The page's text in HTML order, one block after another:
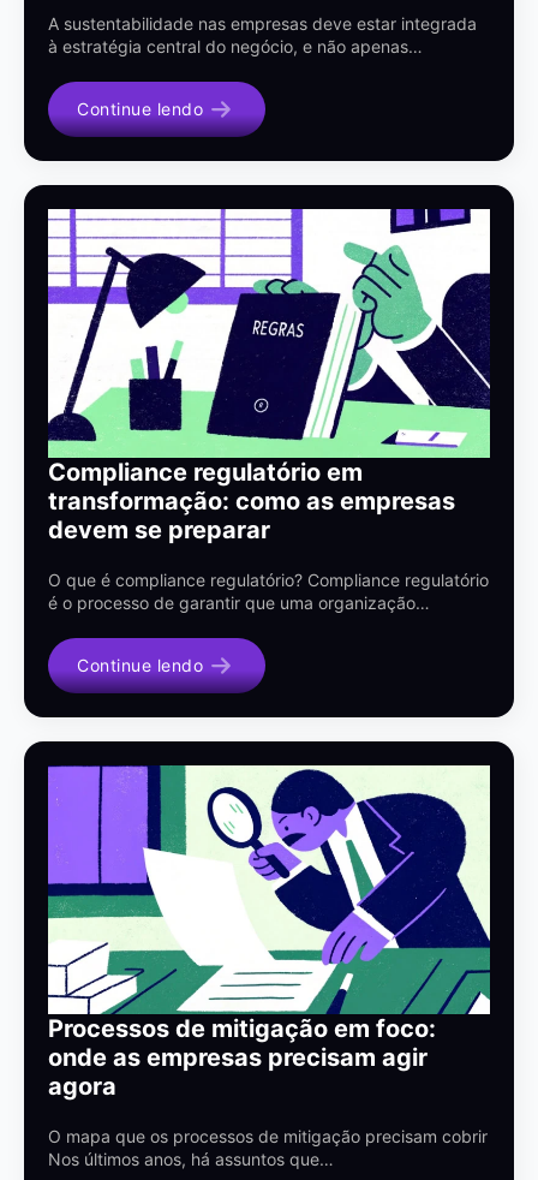
A sustentabilidade nas empresas deve estar integrada
à estratégia central do negócio, e não apenas…
Continue lendo
Compliance regulatório em
transformação: como as empresas
devem se preparar
O que é compliance regulatório? Compliance regulatório
é o processo de garantir que uma organização…
Continue lendo
Processos de mitigação em foco:
onde as empresas precisam agir
agora
O mapa que os processos de mitigação precisam cobrir
Nos últimos anos, há assuntos que…